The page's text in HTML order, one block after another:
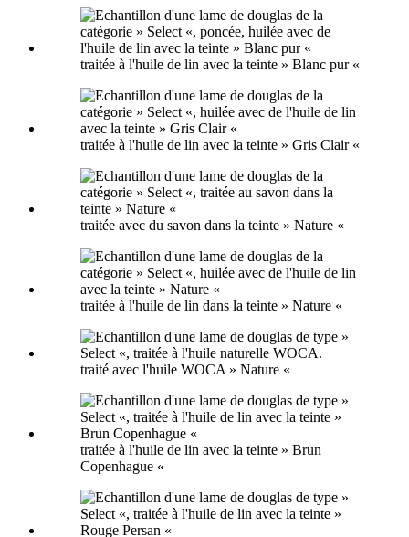
traitée à l'huile de lin avec la teinte » Blanc pur «
traitée à l'huile de lin avec la teinte » Gris Clair «
traitée avec du savon dans la teinte » Nature «
traitée à l'huile de lin dans la teinte » Nature «
traité avec l'huile WOCA » Nature «
traitée à l'huile de lin avec la teinte » Brun
Copenhague «